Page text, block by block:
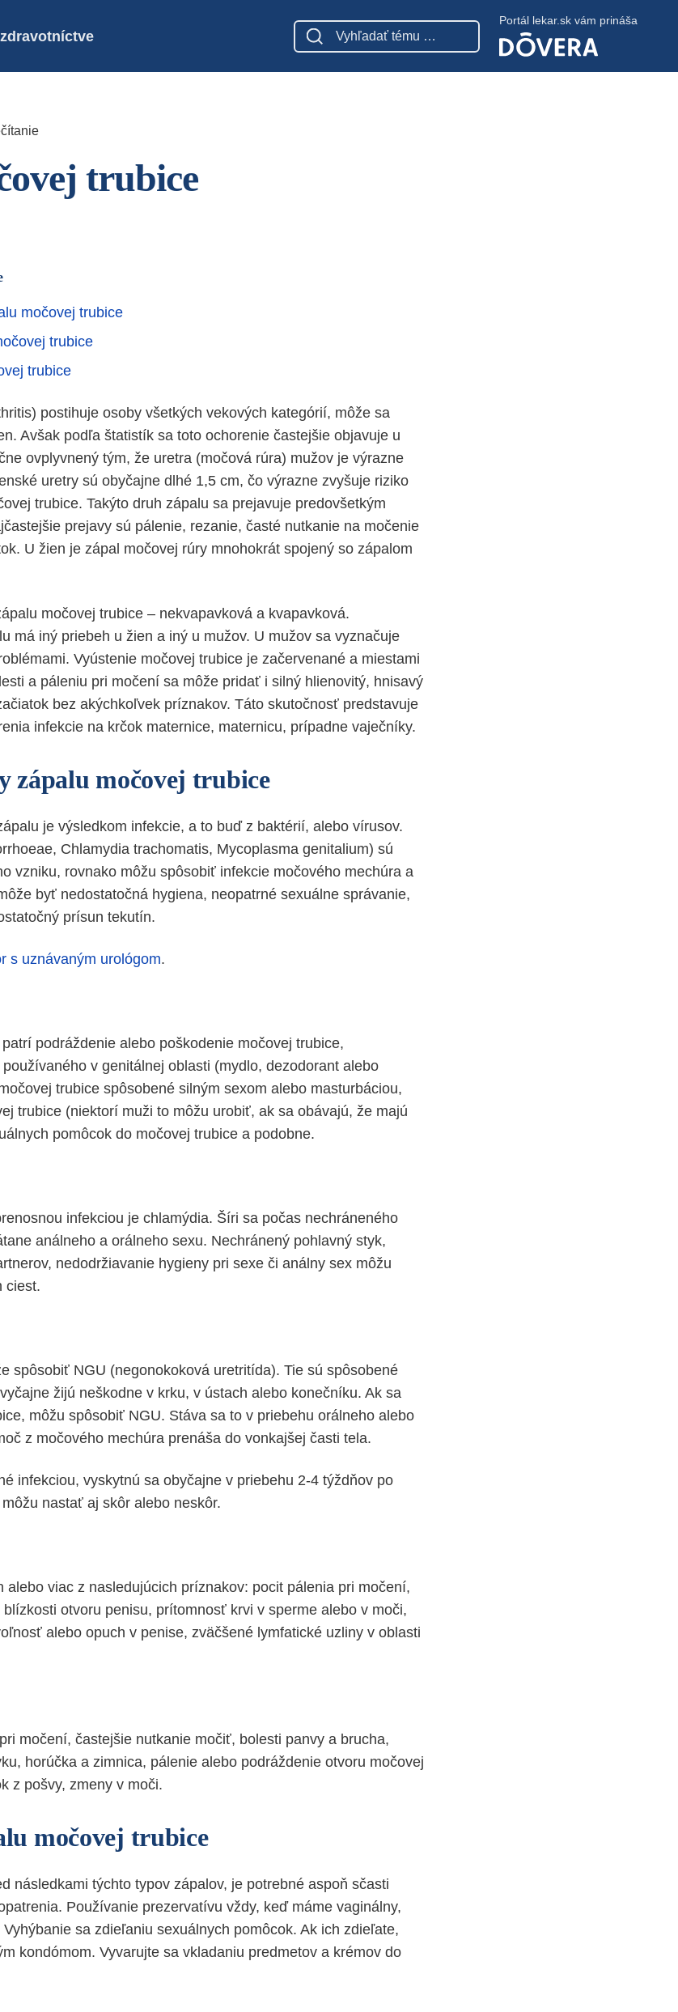
Portál lekar.sk vám prináša
trubice
močovej trubice
trubice
trubice
postihuje osoby všetkých vekových kategórií, môže sa
Avšak podľa štatistík sa toto ochorenie častejšie objavuje u
ovplyvnený tým, že uretra (močová rúra) mužov je výrazne
uretry sú obyčajne dlhé 1,5 cm, čo výrazne zvyšuje riziko
trubice. Takýto druh zápalu sa prejavuje predovšetkým
prejavy sú pálenie, rezanie, časté nutkanie na močenie
U žien je zápal močovej rúry mnohokrát spojený so zápalom
močovej trubice – nekvapavková a kvapavková.
má iný priebeh u žien a iný u mužov. U mužov sa vyznačuje
Vyústenie močovej trubice je začervenané a miestami
a páleniu pri močení sa môže pridať i silný hlienovitý, hnisavý
bez akýchkoľvek príznakov. Táto skutočnosť predstavuje
infekcie na krčok maternice, maternicu, prípadne vaječníky.
zápalu močovej trubice
je výsledkom infekcie, a to buď z baktérií, alebo vírusov.
Chlamydia trachomatis, Mycoplasma genitalium) sú
vzniku, rovnako môžu spôsobiť infekcie močového mechúra a
byť nedostatočná hygiena, neopatrné sexuálne správanie,
prísun tekutín.
s uznávaným urológom.
podráždenie alebo poškodenie močovej trubice,
v genitálnej oblasti (mydlo, dezodorant alebo
trubice spôsobené silným sexom alebo masturbáciou,
trubice (niektorí muži to môžu urobiť, ak sa obávajú, že majú
pomôcok do močovej trubice a podobne.
infekciou je chlamýdia. Šíri sa počas nechráneného
análneho a orálneho sexu. Nechránený pohlavný styk,
nedodržiavanie hygieny pri sexe či análny sex môžu
ciest.
spôsobiť NGU (negonokoková uretritída). Tie sú spôsobené
žijú neškodne v krku, v ústach alebo konečníku. Ak sa
môžu spôsobiť NGU. Stáva sa to v priebehu orálneho alebo
z močového mechúra prenáša do vonkajšej časti tela.
infekciou, vyskytnú sa obyčajne v priebehu 2-4 týždňov po
nastať aj skôr alebo neskôr.
alebo viac z nasledujúcich príznakov: pocit pálenia pri močení,
otvoru penisu, prítomnosť krvi v sperme alebo v moči,
alebo opuch v penise, zväčšené lymfatické uzliny v oblasti
močení, častejšie nutkanie močiť, bolesti panvy a brucha,
horúčka a zimnica, pálenie alebo podráždenie otvoru močovej
z pošvy, zmeny v moči.
močovej trubice
následkami týchto typov zápalov, je potrebné aspoň sčasti
Používanie prezervatívu vždy, keď máme vaginálny,
sa zdieľaniu sexuálnych pomôcok. Ak ich zdieľate,
kondómom. Vyvarujte sa vkladaniu predmetov a krémov do